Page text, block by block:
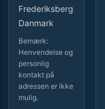
Frederiksberg
Danmark
Bemærk:
Henvendelse og
personlig
kontakt på
adressen er ikke
mulig.